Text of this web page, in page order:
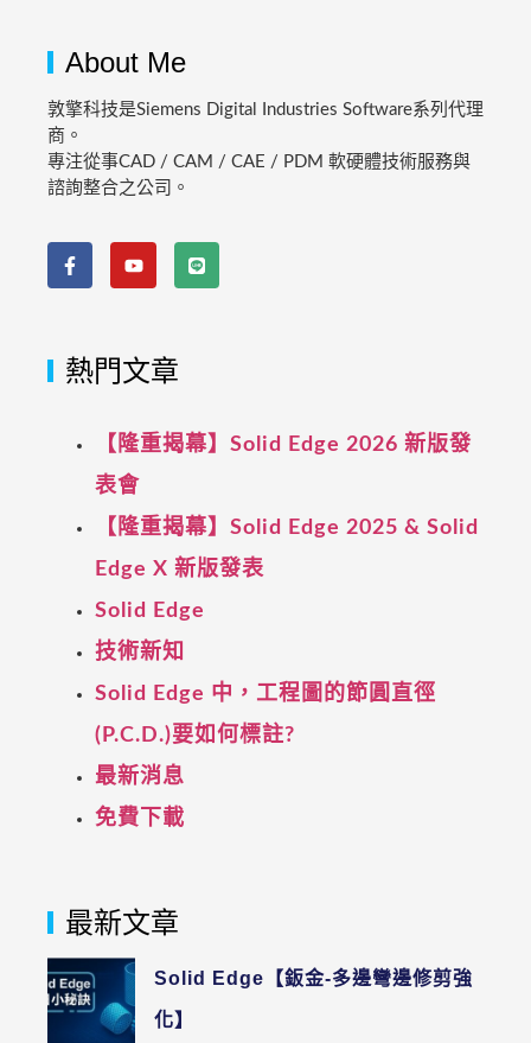
About Me
敦擎科技是Siemens Digital Industries Software系列代理
商。
專注從事CAD / CAM / CAE / PDM 軟硬體技術服務與
諮詢整合之公司。
熱門文章
【隆重揭幕】Solid Edge 2026 新版發
表會
【隆重揭幕】Solid Edge 2025 & Solid
Edge X 新版發表
Solid Edge
技術新知
Solid Edge 中，工程圖的節圓直徑
(P.C.D.)要如何標註?
最新消息
免費下載
最新文章
Solid Edge【鈑金-多邊彎邊修剪強
化】